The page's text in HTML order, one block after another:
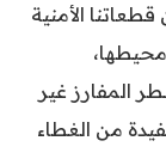
الأمنية
المفارز غير
من الغطاء